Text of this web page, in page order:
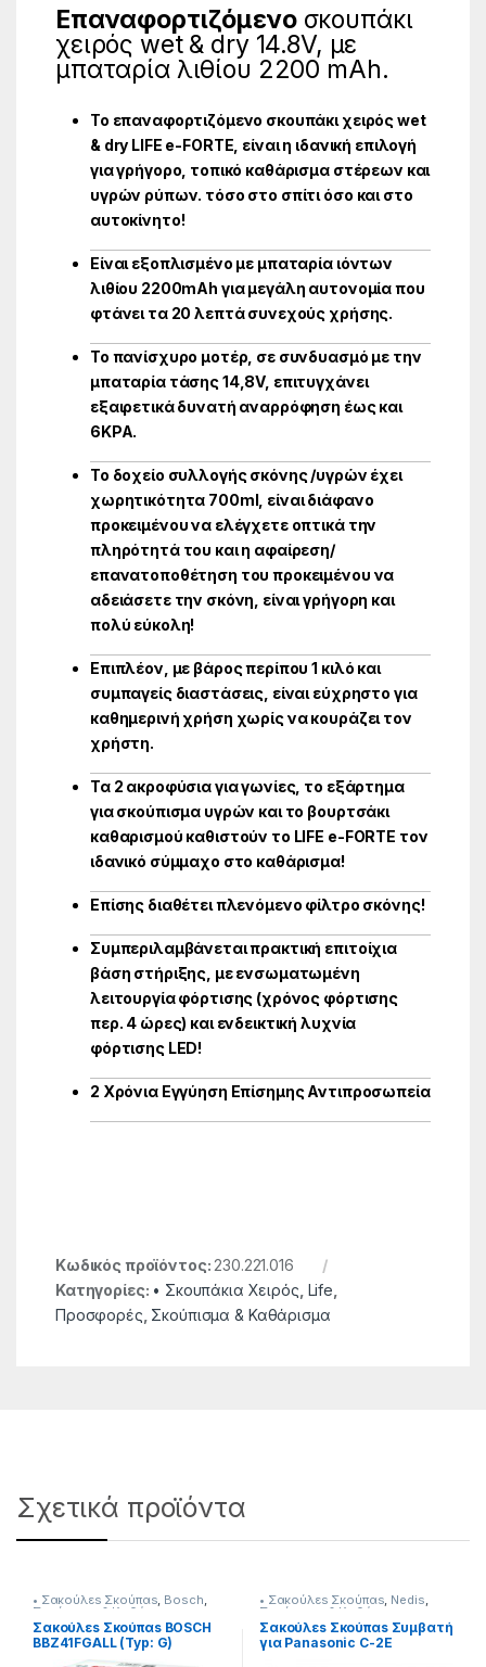
Επαναφορτιζόμενοσκουπάκι
χειρός wet & dry 14.8V, με
μπαταρία λιθίου 2200 mAh.
Το επαναφορτιζόμενο σκουπάκι χειρός wet
& dry LIFE e-FORTE, είναι η ιδανική επιλογή
για γρήγορο, τοπικό καθάρισμα στέρεων και
υγρών ρύπων. τόσο στο σπίτι όσο και στο
αυτοκίνητο!
Είναι εξοπλισμένο με μπαταρία ιόντων
λιθίου 2200mAh για μεγάλη αυτονομία που
φτάνει τα 20 λεπτά συνεχούς χρήσης.
Το πανίσχυρο μοτέρ, σε συνδυασμό με την
μπαταρία τάσης 14,8V, επιτυγχάνει
εξαιρετικά δυνατή αναρρόφηση έως και
6KPA.
Το δοχείο συλλογής σκόνης /υγρών έχει
χωρητικότητα 700ml, είναι διάφανο
προκειμένου να ελέγχετε οπτικά την
πληρότητά του και η αφαίρεση/
επανατοποθέτηση του προκειμένου να
αδειάσετε την σκόνη, είναι γρήγορη και
πολύ εύκολη!
Επιπλέον, με βάρος περίπου 1 κιλό και
συμπαγείς διαστάσεις, είναι εύχρηστο για
καθημερινή χρήση χωρίς να κουράζει τον
χρήστη.
Τα 2 ακροφύσια για γωνίες, το εξάρτημα
για σκούπισμα υγρών και το βουρτσάκι
καθαρισμού καθιστούν το LIFE e-FORTE τον
ιδανικό σύμμαχο στο καθάρισμα!
Επίσης διαθέτει πλενόμενο φίλτρο σκόνης!
Συμπεριλαμβάνεται πρακτική επιτοίχια
βάση στήριξης, με ενσωματωμένη
λειτουργία φόρτισης (χρόνος φόρτισης
περ. 4 ώρες) και ενδεικτική λυχνία
φόρτισης LED!
2 Χρόνια Εγγύηση Επίσημης Αντιπροσωπεία
Κωδικός προϊόντος: 230.221.016
Κατηγορίες: • Σκουπάκια Χειρός Life
Προσφορές Σκούπισμα & Καθάρισμα
Σχετικά προϊόντα
• Σακούλεs Σκούπαs, Bosch,
Σκούπισμα & Καθάρισμα
Σακούλεs Σκούπαs BOSCH
BBZ41FGALL (Typ: G)
Original 23219028
• Σακούλεs Σκούπαs, Nedis,
Σκούπισμα & Καθάρισμα
Σακούλεs Σκούπαs Συμβατή
για Panasonic C-2E